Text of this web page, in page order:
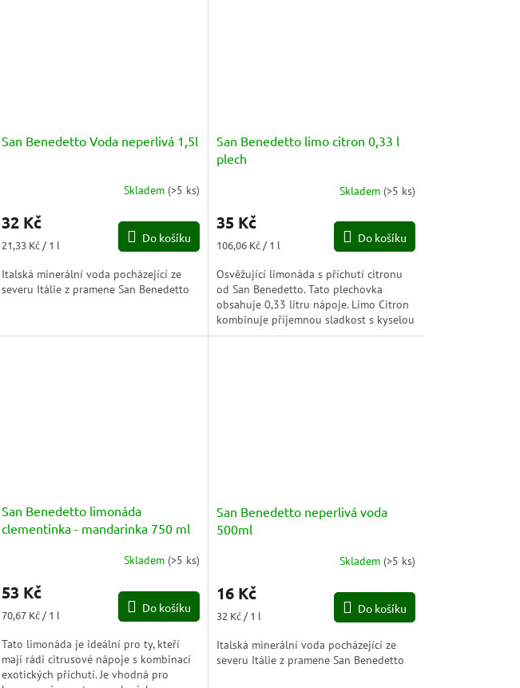
San Benedetto Voda neperlivá 1,5l
Skladem(>5 ks)
32 Kč
Měrná
21,33 Kč / 1 l
Do košíku
Italská minerální voda pocházející ze
severu Itálie z pramene San Benedetto
San Benedetto limo citron 0,33 l
plech
produktu
5,0
z
hvězdiček.
Skladem(>5 ks)
35 Kč
Měrná
106,06 Kč / 1 l
Do košíku
Osvěžující limonáda s příchutí citronu
od San Benedetto. Tato plechovka
obsahuje 0,33 litru nápoje. Limo Citron
kombinuje příjemnou sladkost s kyselou
chutí citronu, která...
San Benedetto limonáda
clementinka - mandarinka 750 ml
produktu
5,0
z
hvězdiček.
Skladem(>5 ks)
53 Kč
Měrná
70,67 Kč / 1 l
Do košíku
Tato limonáda je ideální pro ty, kteří
mají rádi citrusové nápoje s kombinací
exotických příchutí. Je vhodná pro
San Benedetto neperlivá voda
500ml
produktu
5,0
z
Skladem(>5 ks)
16 Kč
Měrná
32 Kč / 1 l
Do košíku
Italská minerální voda pocházející ze
severu Itálie z pramene San Benedetto